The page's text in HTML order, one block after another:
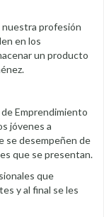
nuestra profesión
en los
un producto
Emprendimiento
jóvenes a
se desempeñen de
que se presentan.
que
y al final se les